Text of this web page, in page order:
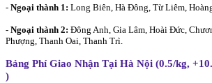
- Ngoại thành 1: Long Biên, Hà Đông, Từ Liêm,
- Ngoại thành 2: Đông Anh, Gia Lâm, Hoài Đức,
Phượng, Thanh Oai, Thanh Trì.
Bảng Phí Giao Nhận Tại Hà Nội (0.5/kg,
)